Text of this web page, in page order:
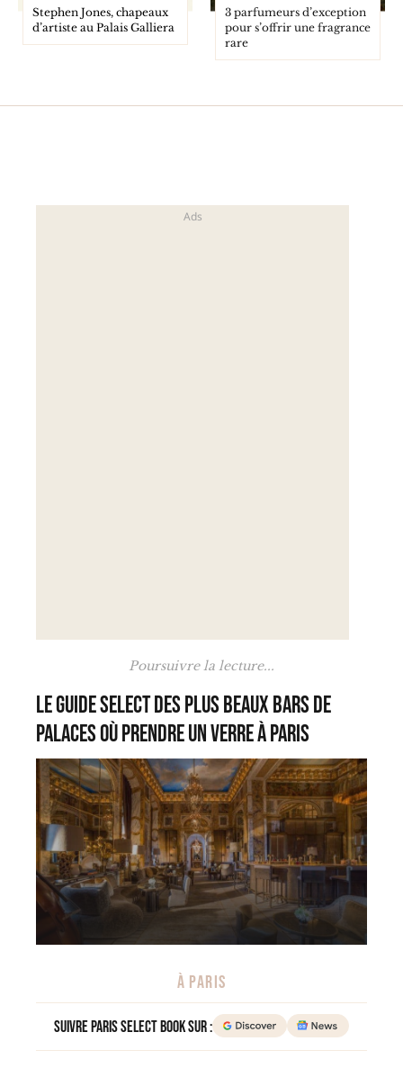
Stephen Jones, chapeaux
d’artiste au Palais Galliera
3 parfumeurs d’exception
pour s’offrir une fragrance
rare
Poursuivre la lecture...
Le Guide Select des plus beaux bars de
palaces où prendre un verre à Paris
À PARIS
Suivre Paris Select Book sur :